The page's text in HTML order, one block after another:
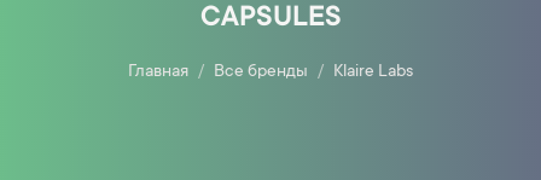
CAPSULES
Главная Все бренды Klaire Labs